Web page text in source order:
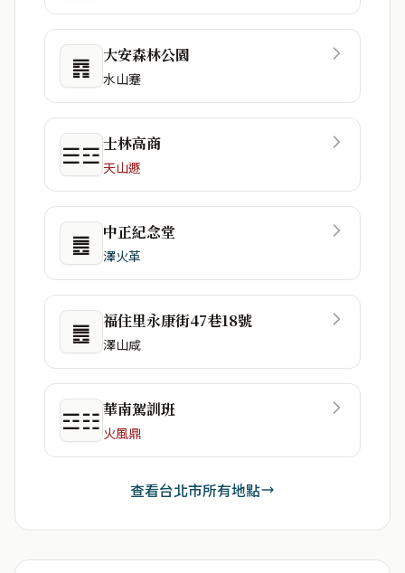
䷴ 大安森林公園
水山蹇
☰☲士林高商
天山遯
䷌ 中正紀念堂
澤火革
䷌ 福住里永康街47巷18號
澤山咸
☲☷華南駕訓班
火風鼎
查看台北市所有地點